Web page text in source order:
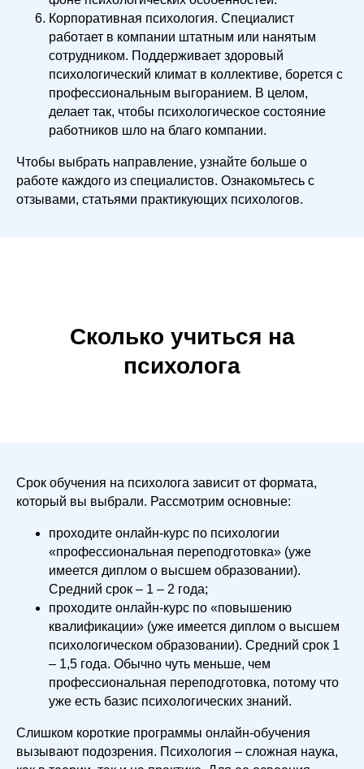
Корпоративная психология. Специалист
работает в компании штатным или нанятым
сотрудником. Поддерживает здоровый
психологический климат в коллективе, борется с
профессиональным выгоранием. В целом,
делает так, чтобы психологическое состояние
работников шло на благо компании.
Чтобы выбрать направление, узнайте больше о
работе каждого из специалистов. Ознакомьтесь с
отзывами, статьями практикующих психологов.
Сколько учиться на
психолога
Срок обучения на психолога зависит от формата,
который вы выбрали. Рассмотрим основные:
проходите онлайн-курс по психологии
«профессиональная переподготовка» (уже
имеется диплом о высшем образовании).
Средний срок – 1 – 2 года;
проходите онлайн-курс по «повышению
квалификации» (уже имеется диплом о высшем
психологическом образовании). Средний срок 1
– 1,5 года. Обычно чуть меньше, чем
профессиональная переподготовка, потому что
уже есть базис психологических знаний.
Слишком короткие программы онлайн-обучения
вызывают подозрения. Психология – сложная наука,